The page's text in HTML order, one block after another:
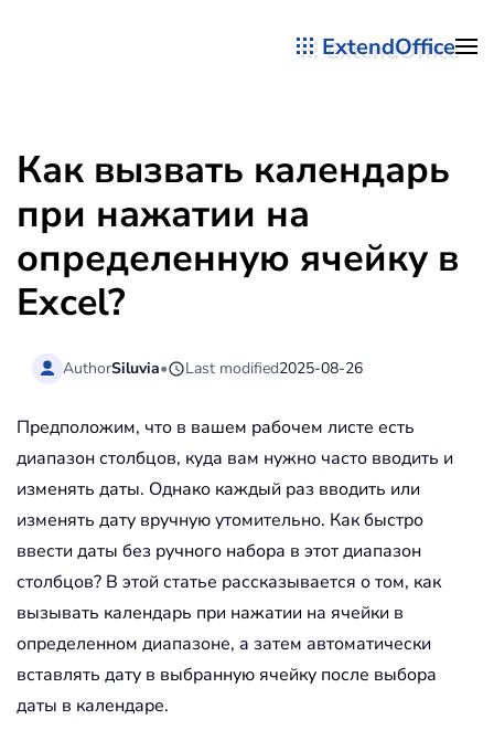
ExtendOffice
Как вызвать календарь
при нажатии на
определенную ячейку в
Excel?
AuthorSiluvia• Last modified2025-08-26
Предположим, что в вашем рабочем листе есть
диапазон столбцов, куда вам нужно часто вводить и
изменять даты. Однако каждый раз вводить или
изменять дату вручную утомительно. Как быстро
ввести даты без ручного набора в этот диапазон
столбцов? В этой статье рассказывается о том, как
вызывать календарь при нажатии на ячейки в
определенном диапазоне, а затем автоматически
вставлять дату в выбранную ячейку после выбора
даты в календаре.